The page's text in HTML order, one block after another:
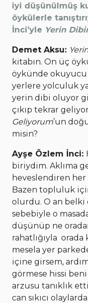
iyi düşünülmüş
öykülerle
İnci’yle Yerin
Demet Aksu:
kitabın. On üç
öykünde okuyucu
yerlere yolculuk
yerin dibi oluyor
çıkıp tekrar
Geliyorum’un
misin?
Ayşe Özlem İnci:
biriydim. Aklıma
heveslendiren her
Bazen topluluk
olurdu. O an belki
sebebiyle o
düşünüp ne
rahatlığıyla
mesela yer
içine girsem,
görmese hissi beni
arzusu tanıklık
can sıkıcı